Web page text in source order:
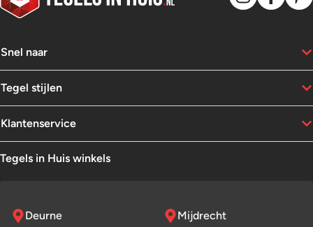
Snel naar
Tegel stijlen
Klantenservice
Tegels in Huis winkels
Deurne Mijdrecht